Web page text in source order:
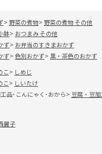
野菜の煮物
野菜の煮物 その他
鉢
おつまみ その他
ず
お弁当のすきまおかず
ず
色別おかず
黒・茶色のおかず
こ
しめじ
こ
しいたけ
品･こんにゃく･おから
豆腐・豆
麗子